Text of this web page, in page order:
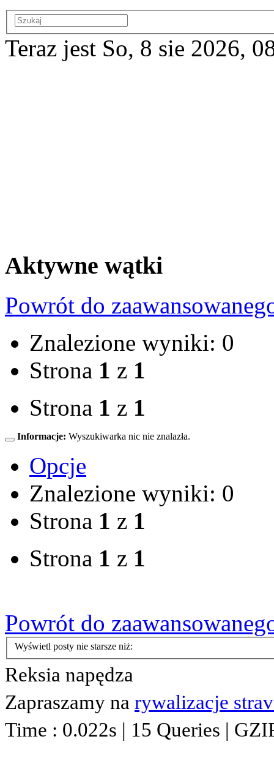
Teraz jest So, 8 sie 2026,
Aktywne wątki
Powrót do
Znalezione wyniki: 0
Strona 1 z 1
Strona 1 z 1
Informacje: Wyszukiwarka nic nie znalazła.
Opcje
Znalezione wyniki: 0
Strona 1 z 1
Strona 1 z 1
Powrót do
Wyświetl posty nie starsze niż:
Reksia napędza
Zapraszamy na rywalizacje
Time : 0.022s | 15 Queries |